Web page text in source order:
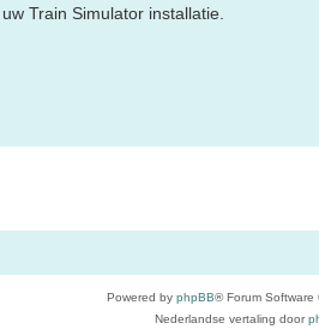
Train Simulator installatie.
Powered by phpBB® Forum Software
Nederlandse vertaling door